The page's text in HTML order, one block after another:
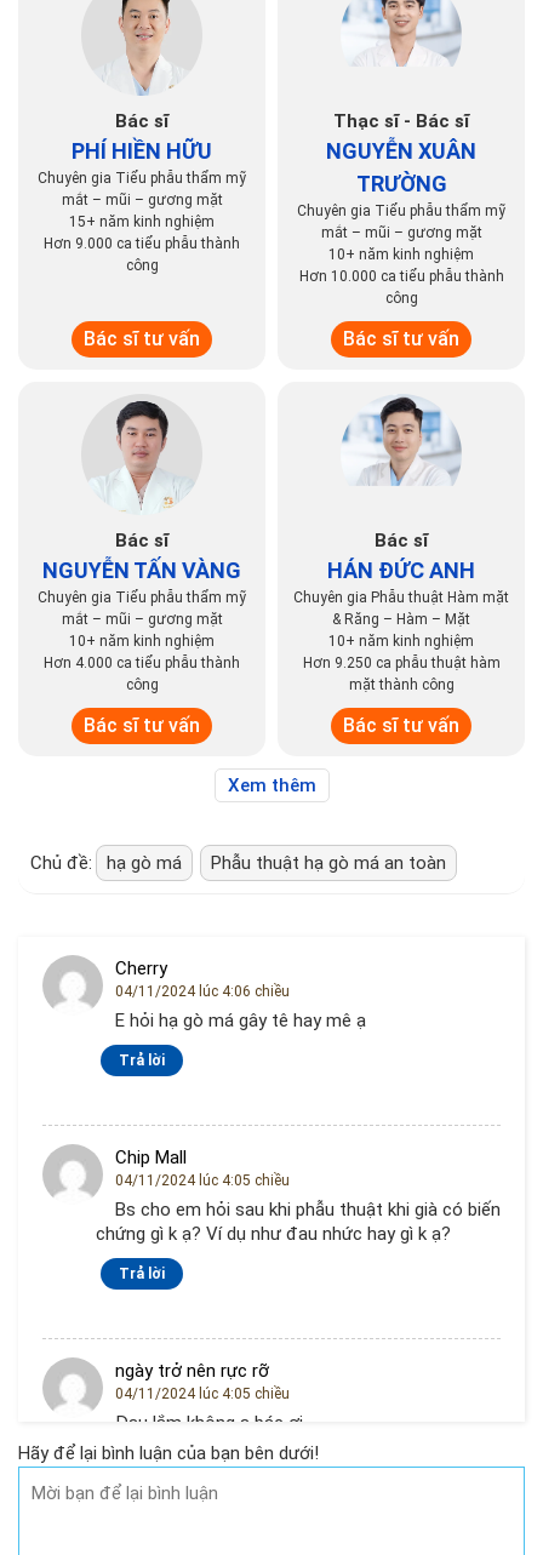
Bác sĩ
PHÍ HIỀN HỮU
Chuyên gia Tiểu phẫu thẩm mỹ
mắt – mũi – gương mặt
15+ năm kinh nghiệm
Hơn 9.000 ca tiểu phẫu thành
công
Bác sĩ tư vấn
Thạc sĩ - Bác sĩ
NGUYỄN XUÂN
TRƯỜNG
Chuyên gia Tiểu phẫu thẩm mỹ
mắt – mũi – gương mặt
10+ năm kinh nghiệm
Hơn 10.000 ca tiểu phẫu thành
công
Bác sĩ tư vấn
Bác sĩ
NGUYỄN TẤN VÀNG
Chuyên gia Tiểu phẫu thẩm mỹ
mắt – mũi – gương mặt
10+ năm kinh nghiệm
Hơn 4.000 ca tiểu phẫu thành
công
Bác sĩ tư vấn
Bác sĩ
HÁN ĐỨC ANH
Chuyên gia Phẫu thuật Hàm mặt
& Răng – Hàm – Mặt
10+ năm kinh nghiệm
Hơn 9.250 ca phẫu thuật hàm
mặt thành công
Bác sĩ tư vấn
Xem thêm
Chủ đề: hạ gò má Phẫu thuật hạ gò má an toàn
Cherry
04/11/2024 lúc 4:06 chiều
E hỏi hạ gò má gây tê hay mê ạ
Trả lời
Chip Mall
04/11/2024 lúc 4:05 chiều
Bs cho em hỏi sau khi phẫu thuật khi già có biến
chứng gì k ạ? Ví dụ như đau nhức hay gì k ạ?
Trả lời
ngày trở nên rực rỡ
04/11/2024 lúc 4:05 chiều
Đau lắm không ạ bác ơi
Trả lời
Hãy để lại bình luận của bạn bên dưới!